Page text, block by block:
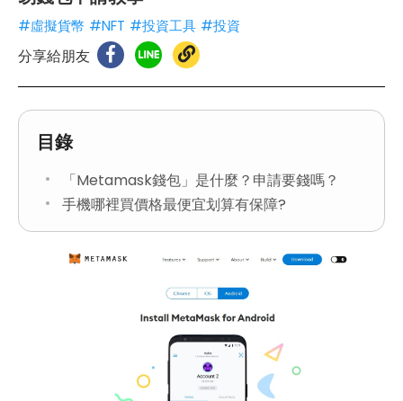
#虛擬貨幣 #NFT #投資工具 #投資
分享給朋友
目錄
「Metamask錢包」是什麼？申請要錢嗎？
手機哪裡買價格最便宜划算有保障?